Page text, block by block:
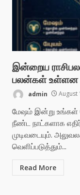
இன்றைய
பலன்கள் உள்ளன
admin August
மேஷம் இன்று உங்கள்
நீண்ட நாட்களாக
முடிவடையும்.
வெளிப்படுத்தும்...
Read More